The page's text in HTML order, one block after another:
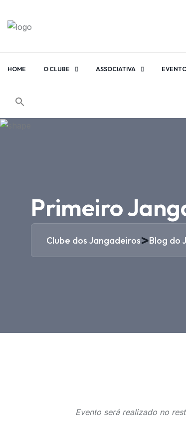
HOME O CLUBE ASSOCIATIVA
Primeiro
Clube dos Jangadeiros>Blog do
Evento será realizado no